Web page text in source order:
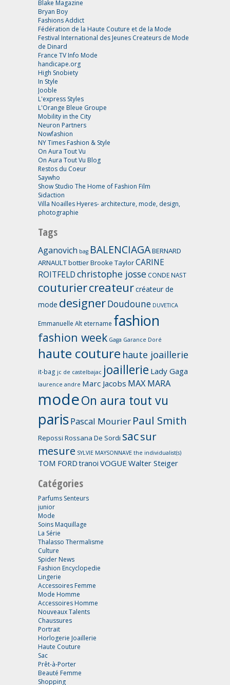
Blake Magazine
Bryan Boy
Fashions Addict
Fédération de la Haute Couture et de la Mode
Festival International des Jeunes Createurs de Mode
de Dinard
France TV Info Mode
handicape.org
High Snobiety
In Style
Jooble
L'express Styles
L'Orange Bleue Groupe
Mobility in the City
Neuron Partners
Nowfashion
NY Times Fashion & Style
On Aura Tout Vu
On Aura Tout Vu Blog
Restos du Coeur
Saywho
Show Studio The Home of Fashion Film
Sidaction
Villa Noailles Hyeres- architecture, mode, design,
photographie
Tags
Aganovich bag BALENCIAGABERNARD
ARNAULTbottierBrooke TaylorCARINE
ROITFELDchristophe josse CONDE NAST
couturiercreateurcréateur de
mode designerDoudoune DUVETICA
Emmanuelle Alt etername fashion
fashion week Gaga Garance Doré
haute couture haute joaillerie
it-bag jc de castelbajac joaillerie Lady Gaga
laurence andre Marc Jacobs MAX MARA
modeOn aura tout vu
parisPascal Mourier Paul Smith
Repossi Rossana De Sordi sacsur
mesure SYLVIE MAYSONNAVE the individualist(s)
TOM FORD tranoi VOGUE Walter Steiger
Catégories
Parfums Senteurs
junior
Mode
Soins Maquillage
La Série
Thalasso Thermalisme
Culture
Spider News
Fashion Encyclopedie
Lingerie
Accessoires Femme
Mode Homme
Accessoires Homme
Nouveaux Talents
Chaussures
Portrait
Horlogerie Joaillerie
Haute Couture
Sac
Prêt-à-Porter
Beauté Femme
Shopping